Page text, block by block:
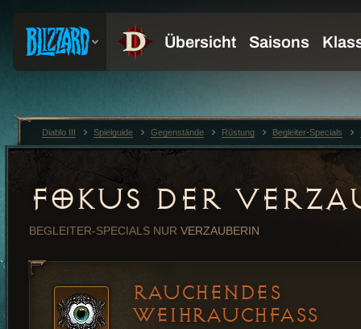
FOKUS DER
BEGLEITER-SPECIALS NUR VERZAUBERIN
RAUCHENDES
WEIHRAUCHFASS
Diablo III Spielguide Gegenstände Rüstung Begleiter-Specials